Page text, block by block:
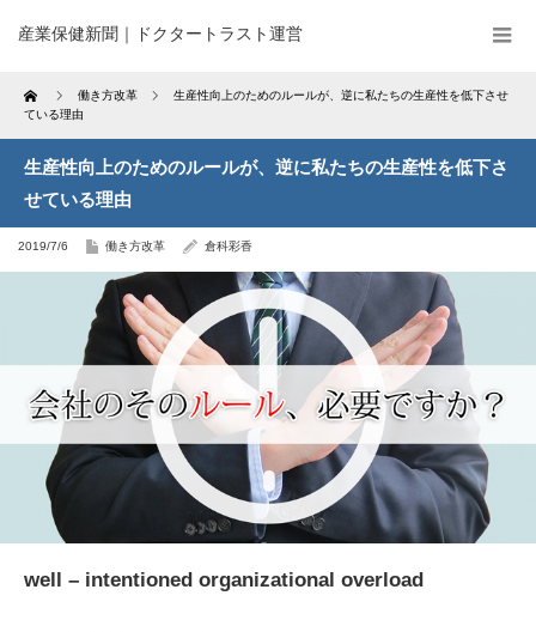
産業保健新聞｜ドクタートラスト運営
Home 働き方改革
生産性向上のためのルールが、逆に私たちの生産性を低下させ
ている理由
生産性向上のためのルールが、逆に私たちの生産性を低下さ
せている理由
2019/7/6 働き方改革 倉科彩香
well – intentioned organizational overload